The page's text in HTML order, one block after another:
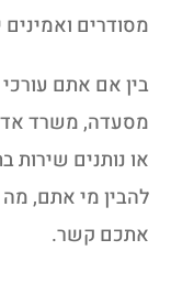
מסודרים
בין אם אתם עורכי
מסעדה, משרד
או נותנים שירות
להבין מי אתם,
אתכם קשר.